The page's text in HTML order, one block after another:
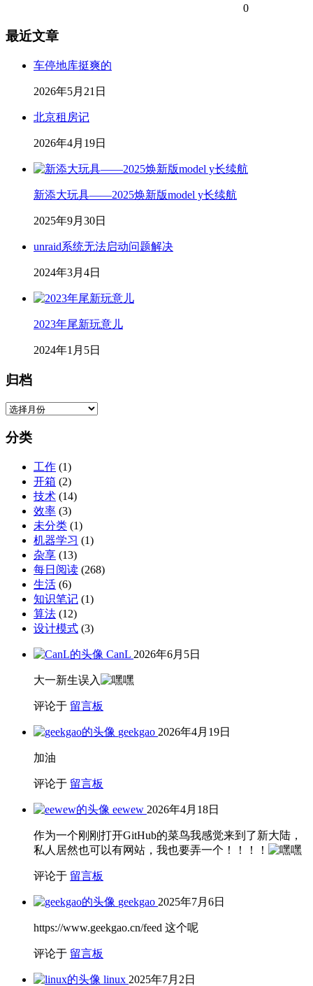
0
最近文章
车停地库挺爽的
2026年5月21日
北京租房记
2026年4月19日
新添大玩具——2025焕新版model y长续航
2025年9月30日
unraid系统无法启动问题解决
2024年3月4日
2023年尾新玩意儿
2024年1月5日
归档
归
分类
工作 (1)
开箱 (2)
技术 (14)
效率 (3)
未分类 (1)
机器学习 (1)
杂享 (13)
每日阅读 (268)
生活 (6)
知识笔记 (1)
算法 (12)
设计模式 (3)
CanL 2026年6月5日
大一新生误入
评论于 留言板
geekgao 2026年4月19日
加油
评论于 留言板
eewew 2026年4月18日
作为一个刚刚打开GitHub的菜鸟我感觉来到了新大陆，
私人居然也可以有网站，我也要弄一个！！！！
评论于 留言板
geekgao 2025年7月6日
https://www.geekgao.cn/feed 这个呢
评论于 留言板
linux 2025年7月2日